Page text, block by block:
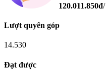
120.011.850đ/
Lượt quyên góp
14.530
Đạt được